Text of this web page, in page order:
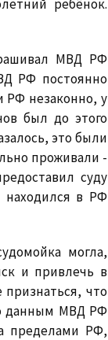
ребёнок.
МВД РФ
РФ постоянно
РФ незаконно, у
был до этого
это были
проживали -
суду
находился в РФ
могла,
и привлечь в
что
данным МВД РФ
пределами РФ,